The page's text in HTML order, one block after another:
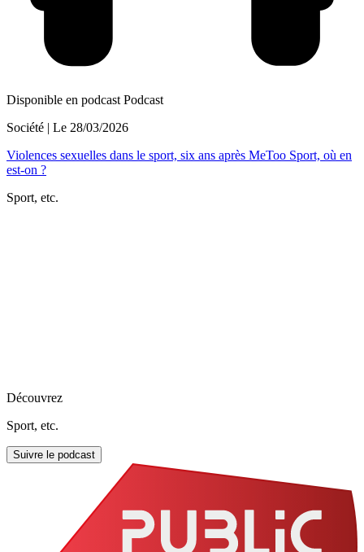
Disponible en podcast Podcast
Société | Le 28/03/2026
Violences sexuelles dans le sport, six ans après MeToo Sport, où en
est-on ?
Sport, etc.
Découvrez
Sport, etc.
Suivre le podcast